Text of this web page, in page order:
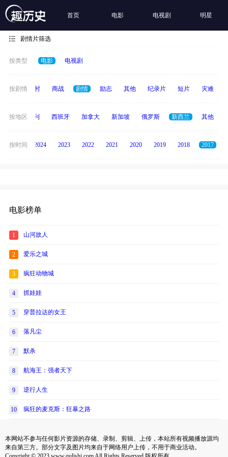
首页 电影 电视剧 明星
剧情片筛选
按类型 电影 电视剧
按剧情
历史 乡村 商战 剧情 励志 其他 纪录片 短片 灾难
按地区
度 意大利 西班牙 加拿大 新加坡 俄罗斯 新西兰 其他
按时间
2025 2024 2023 2022 2021 2020 2019 2018 2017
电影榜单
1 山河故人
2 爱乐之城
3 疯狂动物城
4 抓娃娃
5 穿普拉达的女王
6 落凡尘
7 默杀
8 航海王：强者天下
9 逆行人生
10 疯狂的麦克斯：狂暴之路
本网站不参与任何影片资源的存储、录制、剪辑、上传，本站所有视频播放源均
来自第三方。部分文字及图片均来自于网络用户上传，不用于商业活动。